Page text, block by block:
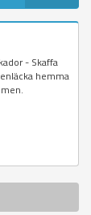
- Skaffa
hemma